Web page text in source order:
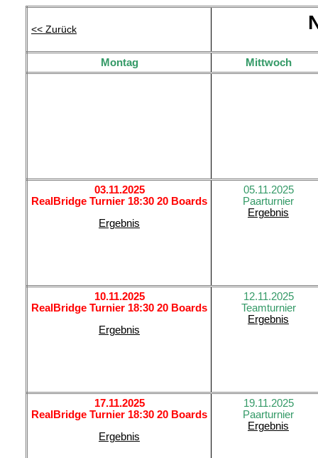
<< Zurück
Montag Mittwoch
03.11.2025
RealBridge Turnier 18:30 20 Boards
Ergebnis
05.11.2025
Paarturnier
Ergebnis
10.11.2025
RealBridge Turnier 18:30 20 Boards
Ergebnis
12.11.2025
Teamturnier
Ergebnis
17.11.2025
RealBridge Turnier 18:30 20 Boards
Ergebnis
19.11.2025
Paarturnier
Ergebnis